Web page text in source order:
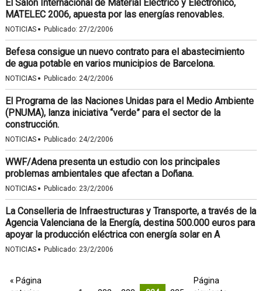
El Salón Internacional de Material Eléctrico y Electrónico,
MATELEC 2006, apuesta por las energías renovables.
NOTICIAS · Publicado: 27/2/2006
Befesa consigue un nuevo contrato para el abastecimiento
de agua potable en varios municipios de Barcelona.
NOTICIAS · Publicado: 24/2/2006
El Programa de las Naciones Unidas para el Medio Ambiente
(PNUMA), lanza iniciativa “verde” para el sector de la
construcción.
NOTICIAS · Publicado: 24/2/2006
WWF/Adena presenta un estudio con los principales
problemas ambientales que afectan a Doñana.
NOTICIAS · Publicado: 23/2/2006
La Conselleria de Infraestructuras y Transporte, a través de la
Agencia Valenciana de la Energía, destina 500.000 euros para
apoyar la producción eléctrica con energía solar en A
NOTICIAS · Publicado: 23/2/2006
« Página
Página